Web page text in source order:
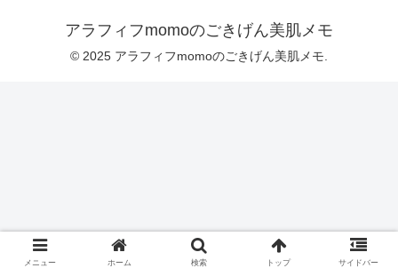
アラフィフmomoのごきげん美肌メモ
© 2025 アラフィフmomoのごきげん美肌メモ.
メニュー ホーム 検索 トップ サイドバー